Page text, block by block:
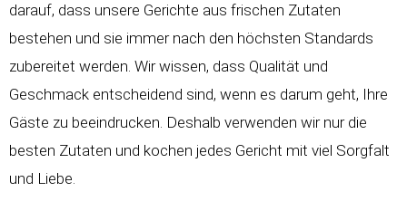
darauf, dass unsere Gerichte aus frischen Zutaten
bestehen und sie immer nach den höchsten Standards
zubereitet werden. Wir wissen, dass Qualität und
Geschmack entscheidend sind, wenn es darum geht, Ihre
Gäste zu beeindrucken. Deshalb verwenden wir nur die
besten Zutaten und kochen jedes Gericht mit viel Sorgfalt
und Liebe.